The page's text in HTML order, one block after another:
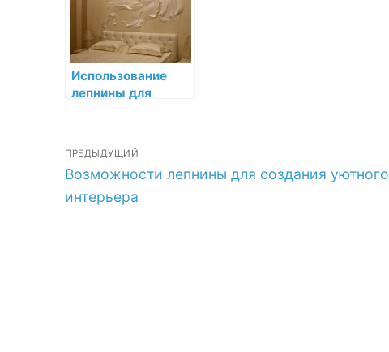
Использование
лепнины для
уникальный
интерьер
Навигация
по
записям
ПРЕДЫДУЩИЙ
Предыдущая
запись:
Возможности лепнины для создания уютного
интерьера